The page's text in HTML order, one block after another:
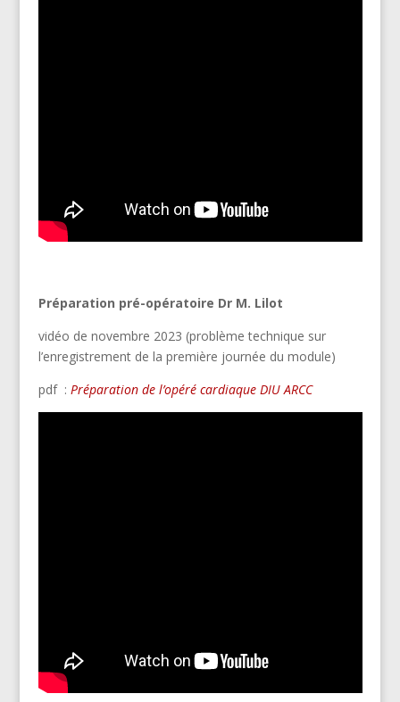
Préparation pré-opératoire Dr M. Lilot
vidéo de novembre 2023 (problème technique sur
l’enregistrement de la première journée du module)
pdf : Préparation de l’opéré cardiaque DIU ARCC